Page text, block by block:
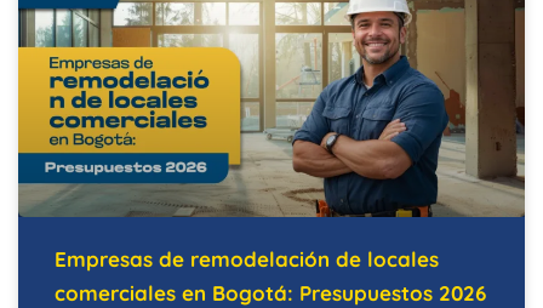
Empresas de remodelación de locales
comerciales en Bogotá: Presupuestos 2026